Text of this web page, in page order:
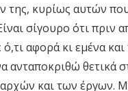
της, κυρίως αυτών
σίγουρο ότι πριν
ό,τι αφορά κι εμένα
ανταποκριθώ θετικά
και των έργων.